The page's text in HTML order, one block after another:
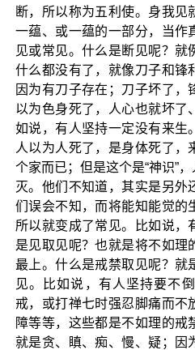
断，所以称为五利使。身我见
一蕴、或一蕴的一部分，当作
见或常见。什么是断见呢？就
什么都没有了，就像刀子和锋
因为有刀子存在；刀子坏了，
以为色身死了，人心也就坏了
如说，有人坚持一定没有来生
人以为人死了，是身体死了，
个家而已；但是这个是“神识”
灭。他们不知道，其实是另外
们误会不知，而将能知能觉的
所以就变成了常见。比如说，
是见取见呢？也就是将不如理
最上。什么是戒禁取见呢？就
见。比如说，有人坚持要不
戒，或打禅七时强忍脚痛而不
障等等，这些都是不如理的戒
就是贪、瞋、痴、慢、疑；因